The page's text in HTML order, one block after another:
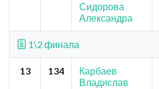
Сидорова
Александра
1\2 финала
13 134
Карбаев
Владислав